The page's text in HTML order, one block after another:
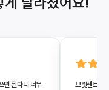
면 된다니 너무
브릿센트와